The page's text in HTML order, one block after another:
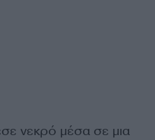
νεκρό μέσα σε μια